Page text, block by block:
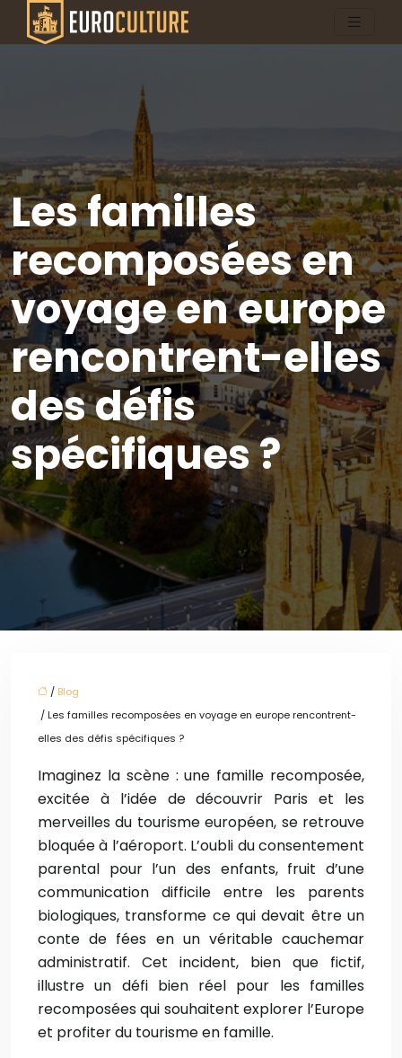
Les familles
recomposées en
voyage en europe
rencontrent-elles
des défis
spécifiques ?
/ Blog
/ Les familles recomposées en voyage en europe rencontrent-
elles des défis spécifiques ?
Imaginez la scène : une famille recomposée,
excitée à l’idée de découvrir Paris et les
merveilles du tourisme européen, se retrouve
bloquée à l’aéroport. L’oubli du consentement
parental pour l’un des enfants, fruit d’une
communication difficile entre les parents
biologiques, transforme ce qui devait être un
conte de fées en un véritable cauchemar
administratif. Cet incident, bien que fictif,
illustre un défi bien réel pour les familles
recomposées qui souhaitent explorer l’Europe
et profiter du tourisme en famille.